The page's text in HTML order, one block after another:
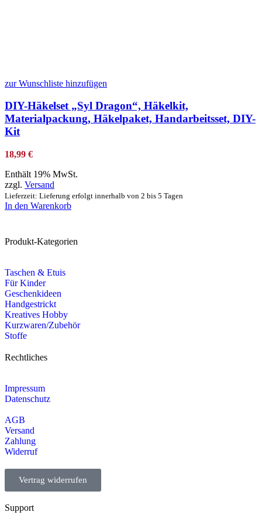
zur Wunschliste hinzufügen
DIY-Häkelset „Syl Dragon“, Häkelkit,
Materialpackung, Häkelpaket, Handarbeitsset, DIY-
Kit
18,99 €
Enthält 19% MwSt.
zzgl. Versand
Lieferzeit: Lieferung erfolgt innerhalb von 2 bis 5 Tagen
In den Warenkorb
Produkt-Kategorien
Taschen & Etuis
Für Kinder
Geschenkideen
Handgestrickt
Kreatives Hobby
Kurzwaren/Zubehör
Stoffe
Rechtliches
Impressum
Datenschutz
AGB
Versand
Zahlung
Widerruf
Vertrag widerrufen
Support